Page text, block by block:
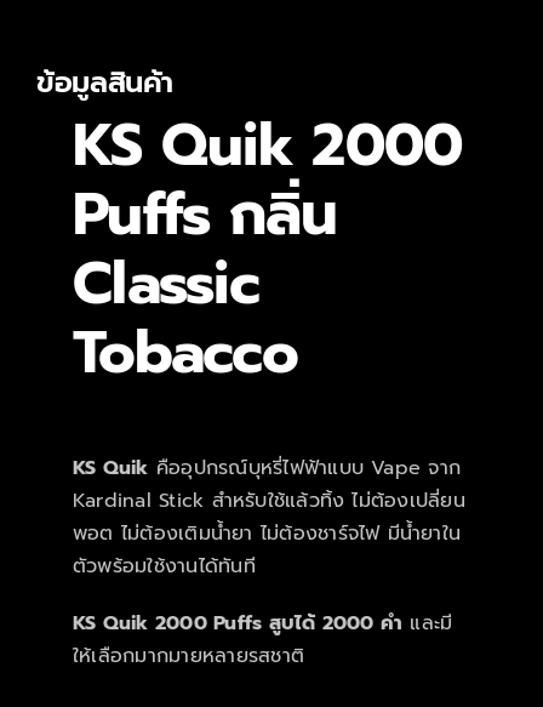
ข้อมูลสินค้า
KS Quik 2000
Puffs กลิ่น
Classic
Tobacco
KS Quik คืออุปกรณ์บุหรี่ไฟฟ้าแบบ Vape จาก
Kardinal Stick สำหรับใช้แล้วทิ้ง ไม่ต้องเปลี่ยน
พอต ไม่ต้องเติมน้ำยา ไม่ต้องชาร์จไฟ มีน้ำยาใน
ตัวพร้อมใช้งานได้ทันที
KS Quik 2000 Puffs สูบได้ 2000 คำ และมี
ให้เลือกมากมายหลายรสชาติ